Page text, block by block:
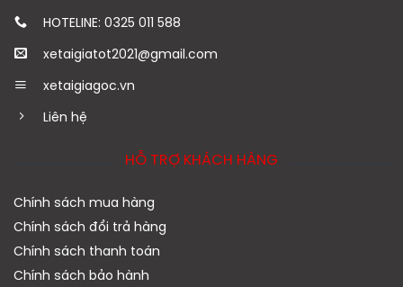
HOTELINE: 0325 011 588
xetaigiatot2021@gmail.com
xetaigiagoc.vn
Liên hệ
HỖ TRỢ KHÁCH HÀNG
Chính sách mua hàng
Chính sách đổi trả hàng
Chính sách thanh toán
Chính sách bảo hành